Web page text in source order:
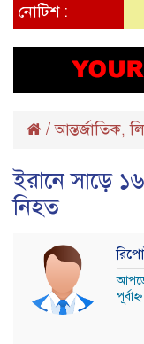
নোটিশ :
/আন্তর্জাতিক,
ইরানে সাড়ে
নিহত
পূর্বাহ্ন